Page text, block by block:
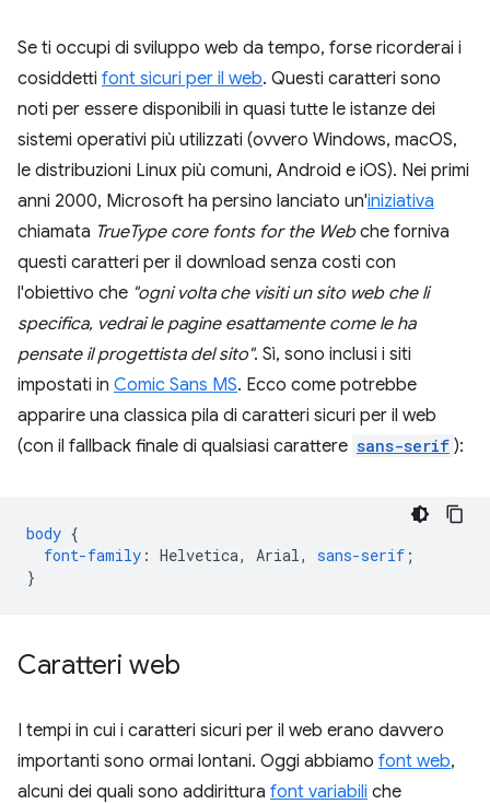
Se ti occupi di sviluppo web da tempo, forse ricorderai i
cosiddetti font sicuri per il web. Questi caratteri sono
noti per essere disponibili in quasi tutte le istanze dei
sistemi operativi più utilizzati (ovvero Windows, macOS,
le distribuzioni Linux più comuni, Android e iOS). Nei primi
anni 2000, Microsoft ha persino lanciato un'iniziativa
chiamata TrueType core fonts for the Webche forniva
questi caratteri per il download senza costi con
l'obiettivo che "ogni volta che visiti un sito web che li
specifica, vedrai le pagine esattamente come le ha
pensate il progettista del sito". Sì, sono inclusi i siti
impostati in Comic Sans MS. Ecco come potrebbe
apparire una classica pila di caratteri sicuri per il web
(con il fallback finale di qualsiasi carattere sans-serif ):
body {
font-family : Helvetica, Arial, sans-serif ;
}
Caratteri web
I tempi in cui i caratteri sicuri per il web erano davvero
importanti sono ormai lontani. Oggi abbiamo font web,
alcuni dei quali sono addirittura font variabili che